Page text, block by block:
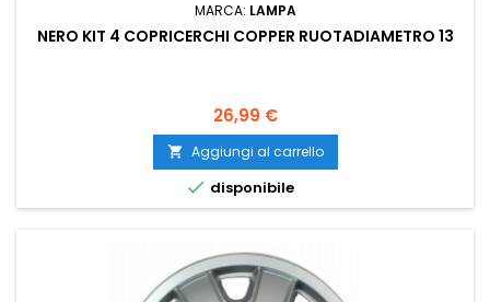
MARCA: LAMPA
NERO KIT 4 COPRICERCHI COPPER RUOTADIAMETRO 13
Prezzo
26,99 €
 Aggiungi al carrello
 disponibile